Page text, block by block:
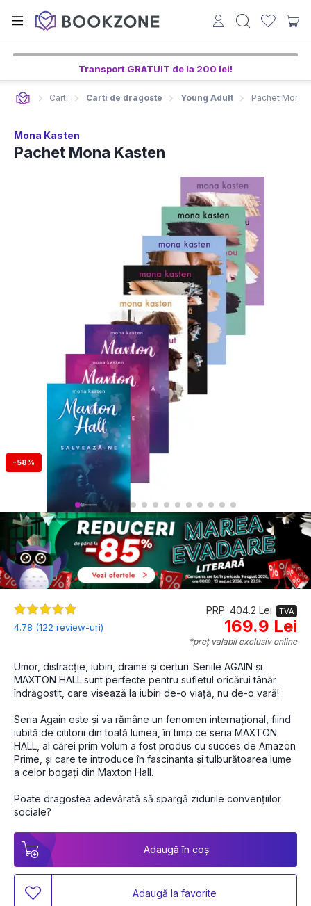
Transport GRATUIT de la 200 lei!
Carti Carti de dragoste Young Adult Pachet Mona
Mona Kasten
Pachet Mona Kasten
-58%
4.78 (122 review-uri)
PRP: 404.2 Lei TVA
169.9 Lei
*preț valabil exclusiv online
Umor, distracție, iubiri, drame și certuri. Seriile AGAIN și
MAXTON HALLsunt perfecte pentru sufletul oricărui tânăr
îndrăgostit, care visează la iubiri de-o viață, nu de-o vară!
Seria Again este și va rămâne un fenomen internațional, fiind
iubită de cititorii din toată lumea, în timp ce seria MAXTON
HALL, al cărei prim volum a fost produs cu succes de Amazon
Prime, și care te introduce în fascinanta și tulburătoarea lume
a celor bogați din Maxton Hall.
Poate dragostea adevărată să spargă zidurile convențiilor
sociale?
Adaugă în coș
Adaugă la favorite